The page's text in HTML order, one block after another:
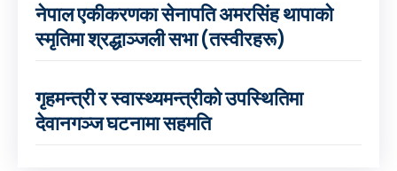
नेपाल एकीकरणका सेनापति अमरसिंह थापाको
स्मृतिमा श्रद्धाञ्जली सभा (तस्वीरहरू)
गृहमन्त्री र स्वास्थ्यमन्त्रीको उपस्थितिमा
देवानगञ्ज घटनामा सहमति